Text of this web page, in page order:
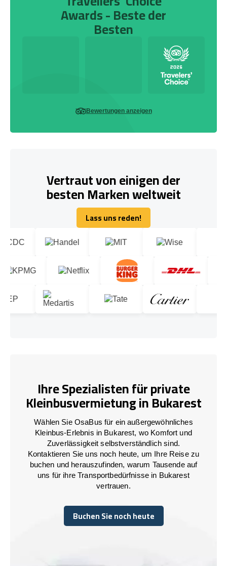
Awards - Beste der
Besten
Bewertungen anzeigen
Vertraut von einigen der
besten Marken weltweit
Lass uns reden!
Lass uns reden!
Ihre Spezialisten für private
Kleinbusvermietung in Bukarest
Wählen Sie OsaBus für ein außergewöhnliches
Kleinbus-Erlebnis in Bukarest, wo Komfort und
Zuverlässigkeit selbstverständlich sind.
Kontaktieren Sie uns noch heute, um Ihre Reise zu
buchen und herauszufinden, warum Tausende auf
uns für ihre Transportbedürfnisse in Bukarest
vertrauen.
Buchen Sie noch heute
Buchen Sie noch heute